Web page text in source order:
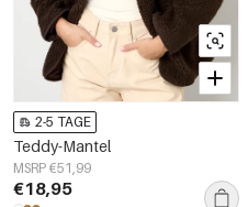
2-5 TAGE
Teddy-Mantel
MSRP €51,99
€18,95